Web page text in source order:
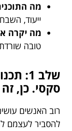
מה
ייעוד,
מה יקרה
טובה
שלב 1:
סקסי. כן,
רוב האנשים
להסביר לעצמם